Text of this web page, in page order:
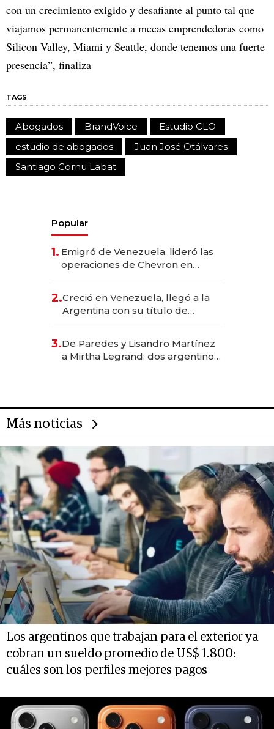
con un crecimiento exigido y desafiante al punto tal que
viajamos permanentemente a mecas emprendedoras como
Silicon Valley, Miami y Seattle, donde tenemos una fuerte
presencia”, finaliza
TAGS
Abogados BrandVoice
Estudio CLO
estudio de abogados
Juan José Otálvares
Santiago Cornu Labat
Popular
1. Emigró de Venezuela, lideró las
operaciones de Chevron en
2.Creció en Venezuela, llegó a la
Argentina con su título de
las marcas "fast premium"
3.De Paredes y Lisandro Martínez
a Mirtha Legrand: dos argentinos
Más noticias
Los argentinos que trabajan para el exterior ya
cobran un sueldo promedio de US$ 1.800:
cuáles son los perfiles mejores pagos